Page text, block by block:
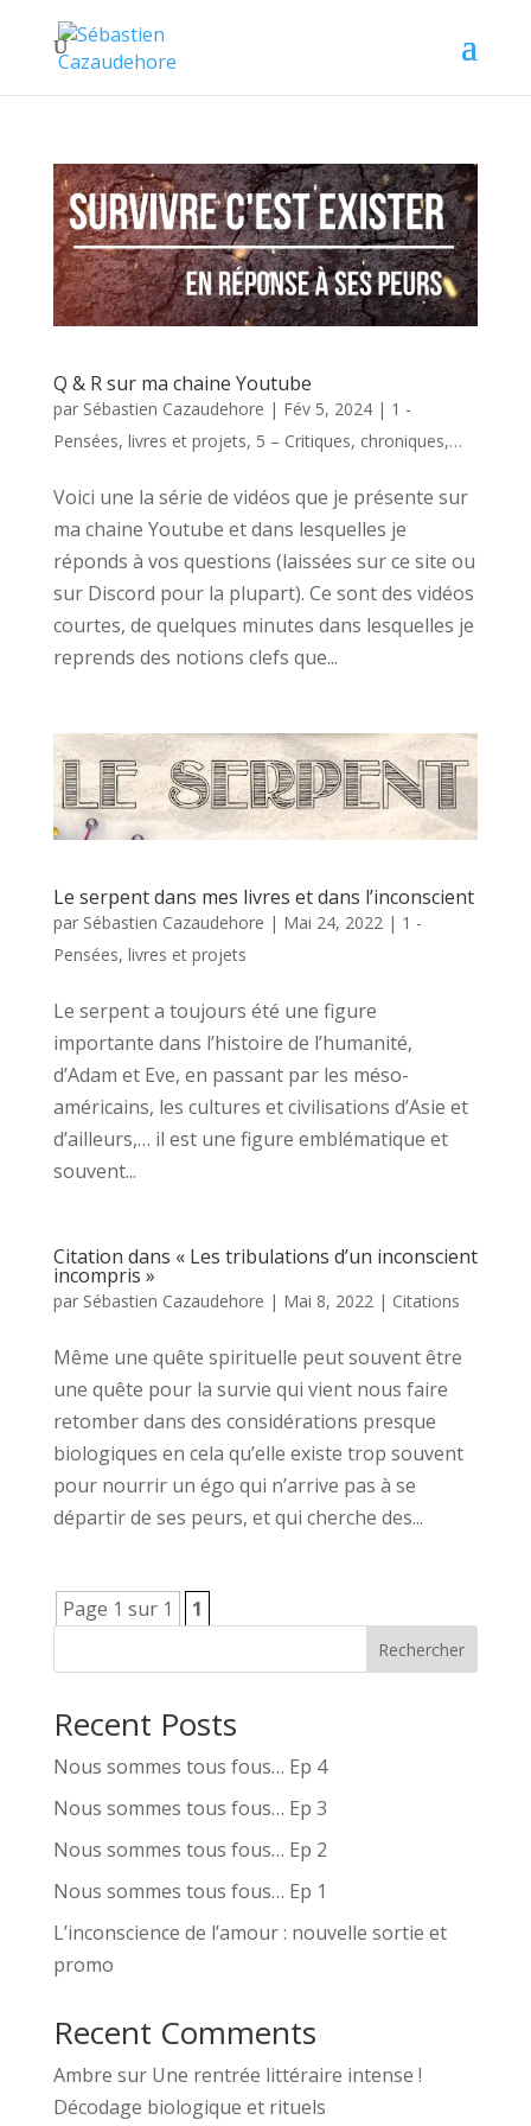
Q & R sur ma chaine Youtube
par Sébastien Cazaudehore | Fév 5, 2024| 1 -
Pensées, livres et projets, 5 – Critiques, chroniques,…
Voici une la série de vidéos que je présente sur
ma chaine Youtube et dans lesquelles je
réponds à vos questions (laissées sur ce site ou
sur Discord pour la plupart). Ce sont des vidéos
courtes, de quelques minutes dans lesquelles je
reprends des notions clefs que...
Le serpent dans mes livres et dans l’inconscient
par Sébastien Cazaudehore | Mai 24, 2022| 1 -
Pensées, livres et projets
Le serpent a toujours été une figure
importante dans l’histoire de l’humanité,
d’Adam et Eve, en passant par les méso-
américains, les cultures et civilisations d’Asie et
d’ailleurs,… il est une figure emblématique et
souvent...
Citation dans « Les tribulations d’un inconscient
incompris »
par Sébastien Cazaudehore | Mai 8, 2022| Citations
Même une quête spirituelle peut souvent être
une quête pour la survie qui vient nous faire
retomber dans des considérations presque
biologiques en cela qu’elle existe trop souvent
pour nourrir un égo qui n’arrive pas à se
départir de ses peurs, et qui cherche des...
Page 1 sur 1 1
Rechercher
Recent Posts
Nous sommes tous fous… Ep 4
Nous sommes tous fous… Ep 3
Nous sommes tous fous… Ep 2
Nous sommes tous fous… Ep 1
L’inconscience de l’amour : nouvelle sortie et
promo
Recent Comments
Ambre sur Une rentrée littéraire intense !
Décodage biologique et rituels